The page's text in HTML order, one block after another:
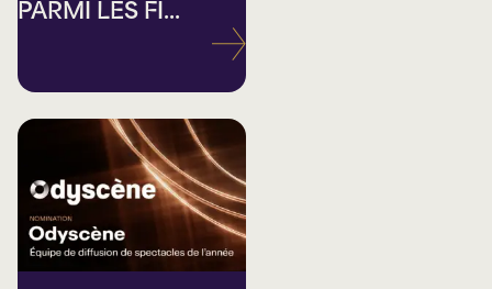
PARMI LES FI...